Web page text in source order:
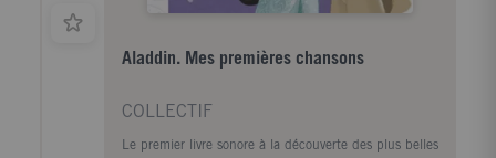
Aladdin. Mes premières chansons
COLLECTIF
Le premier livre sonore à la découverte des plus belles